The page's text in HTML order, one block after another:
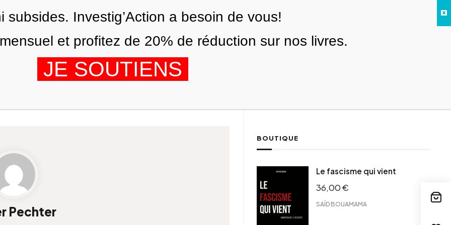
NOUS AGENDA
Pechter
BOUTIQUE
Le fascisme qui vient
36,00€
SAÏD BOUAMAMA
subsides. Investig’Action a besoin de vous!
et profitez de 20% de réduction sur nos livres.
JE SOUTIENS